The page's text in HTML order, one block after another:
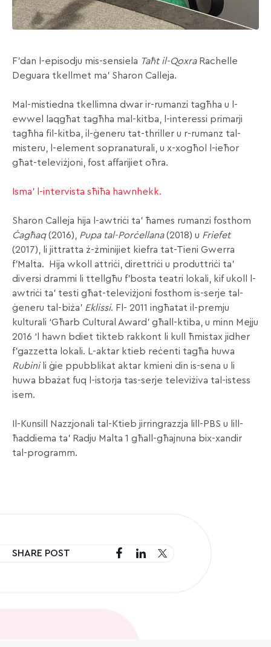
F’dan l-episodju mis-sensiela Taħt il-Qoxra Rachelle
Deguara tkellmet ma’ Sharon Calleja.
Mal-mistiedna tkellimna dwar ir-rumanzi tagħha u l-
ewwel laqgħat tagħha mal-kitba, l-interessi primarji
tagħha fil-kitba, il-ġeneru tat-thriller u r-rumanz tal-
misteru, l-element sopranaturali, u x-xogħol l-ieħor
għat-televiżjoni, fost affarijiet oħra.
Isma’ l-intervista sħiħa hawnhekk.
Sharon Calleja hija l-awtriċi ta’ ħames rumanzi fosthom
Ċagħaq(2016), Pupa tal-Porċellana(2018) u Friefet
(2017), li jittratta ż-żminijiet kiefra tat-Tieni Gwerra
f’Malta.
Hija wkoll attriċi, direttriċi u produttriċi ta’
diversi drammi li ttellgħu f’bosta teatri lokali, kif ukoll l-
awtriċi ta’ testi għat-televiżjoni fosthom is-serje tal-
ġeneru tal-biża’ Eklissi. Fl- 2011 ingħatat il-premju
kulturali ‘Għarb Cultural Award’ għall-ktiba, u minn Mejju
2016 ‘l hawn bdiet tikteb rakkont li kull ħmistax jidher
f’gazzetta lokali. L-aktar ktieb reċenti tagħa huwa
Rubini li ġie ppubblikat aktar kmieni din is-sena u li
huwa bbażat fuq l-istorja tas-serje televiżiva tal-istess
isem.
Il-Kunsill Nazzjonali tal-Ktieb jirringrazzja lill-PBS u lill-
ħaddiema ta’ Radju Malta 1 għall-għajnuna bix-xandir
tal-programm.
SHARE POST